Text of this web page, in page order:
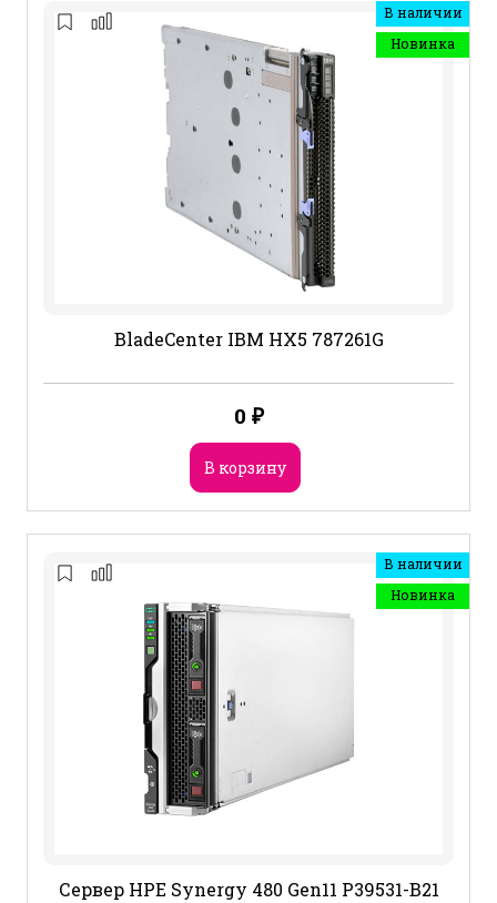
В наличии
Новинка
BladeCenter IBM HX5 787261G
0 ₽
В корзину
В наличии
Новинка
Сервер HPE Synergy 480 Gen11 P39531-B21